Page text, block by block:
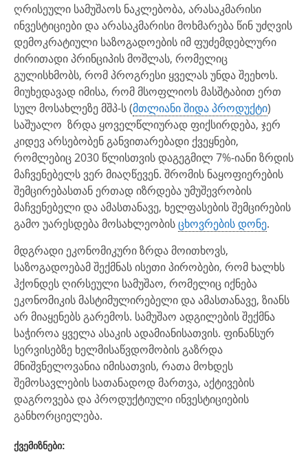
ღრისეული სამუშაოს ნაკლებობა, არასაკმარისი
ინვესტიციები და არასაკმარისი მოხმარება წინ უძღვის
დემოკრატიული საზოგადოების იმ ფუძემდებლური
ძირითადი პრინციპის მოშლას, რომელიც
გულისხმობს, რომ პროგრესი ყველას უნდა შეეხოს.
მიუხედავად იმისა, რომ მსოფლიოს მასშტაბით ერთ
სულ მოსახლეზე მშპ-ს (მთლიანი შიდა პროდუქტი)
საშუალო ზრდა ყოველწლიურად ფიქსირდება, ჯერ
კიდევ არსებობენ განვითარებადი ქვეყნები,
რომლებიც 2030 წლისთვის დაგეგმილ 7%-იანი ზრდის
მაჩვენებელს ვერ მიაღწევენ. შრომის ნაყოფიერების
შემცირებასთან ერთად იზრდება უმუშევრობის
მაჩვენებელი და ამასთანავე, ხელფასების შემცირების
გამო უარესდება მოსახლეობისცხოვრების დონე.
მდგრადი ეკონომიკური ზრდა მოითხოვს,
საზოგადოებამ შექმნას ისეთი პირობები, რომ ხალხს
ჰქონდეს ღირსეული სამუშაო, რომელიც იქნება
ეკონომიკის მასტიმულირებელი და ამასთანავე, ზიანს
არ მიაყენებს გარემოს. სამუშაო ადგილების შექმნა
საჭიროა ყველა ასაკის ადამიანისათვის. ფინანსურ
სერვისებზე ხელმისაწვდომობის გაზრდა
მნიშვნელოვანია იმისათვის, რათა მოხდეს
შემოსავლების სათანადოდ მართვა, აქტივების
დაგროვება და პროდუქტიული ინვესტიციების
განხორციელება.
ქვემიზნები: